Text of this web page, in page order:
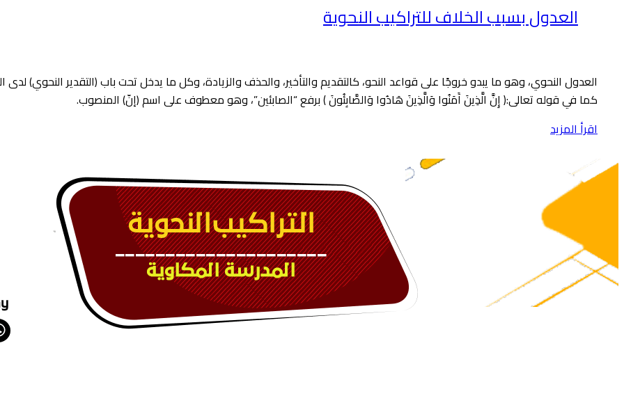
العدول بسبب الخلاف للتراكيب النحوية
العدول النحوي، وهو ما يبدو خروجًا على قواعد النحو، كالتقديم والتأخير، والحذف والزيادة، وكل ما يدخل تحت باب (التقدير النحوي) لدى
كما في قوله تعالى:﴿ إِنَّ الَّذِينَ آَمَنُوا وَالَّذِينَ هَادُوا وَالصَّابِئُونَ ﴾ برفع “الصابئين”، وهو معطوف على اسم (إنّ) المنصوب.
اقرأ المزيد